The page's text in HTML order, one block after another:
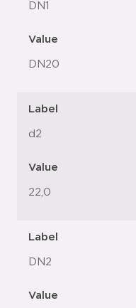
DN1
Value
DN20
Label
d2
Value
22,0
Label
DN2
Value